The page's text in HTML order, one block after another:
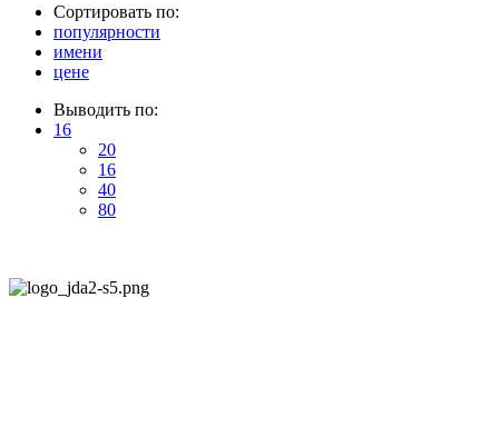
Сортировать по:
популярности
имени
цене
Выводить по:
16
20
16
40
80